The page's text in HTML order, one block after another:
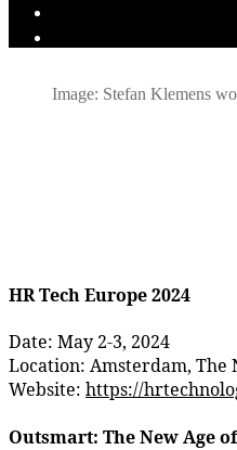
Image: Stefan Klemens
HR Tech Europe 2024
Date: May 2-3, 2024
Location: Amsterdam, The
Website: https://
Outsmart: The New Age